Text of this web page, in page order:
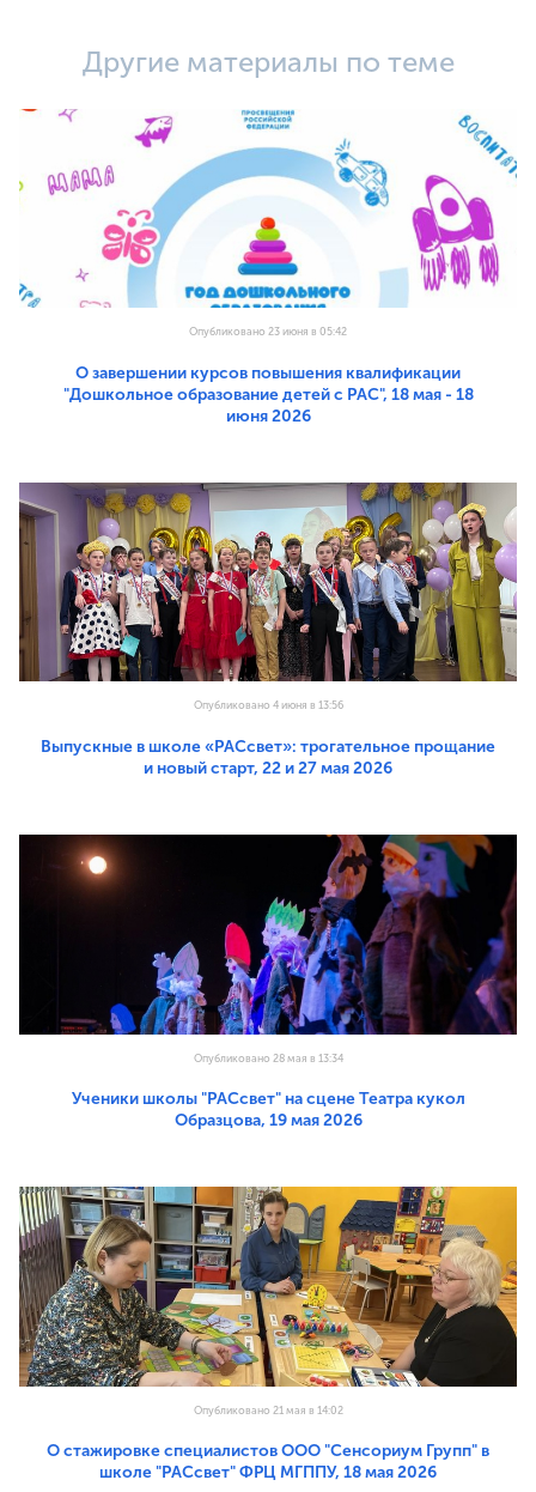
Другие материалы по теме
Опубликовано 23 июня в 05:42
О завершении курсов повышения квалификации
"Дошкольное образование детей с РАС", 18 мая - 18
июня 2026
Опубликовано 4 июня в 13:56
Выпускные в школе «РАСсвет»: трогательное прощание
и новый старт, 22 и 27 мая 2026
Опубликовано 28 мая в 13:34
Ученики школы "РАСсвет" на сцене Театра кукол
Образцова, 19 мая 2026
Опубликовано 21 мая в 14:02
О стажировке специалистов ООО "Сенсориум Групп" в
школе "РАСсвет" ФРЦ МГППУ, 18 мая 2026